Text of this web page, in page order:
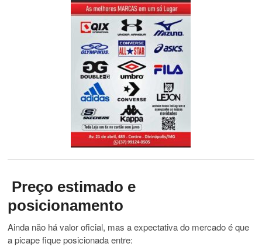
Preço estimado e
posicionamento
Ainda não há valor oficial, mas a expectativa do mercado é que
a picape fique posicionada entre: